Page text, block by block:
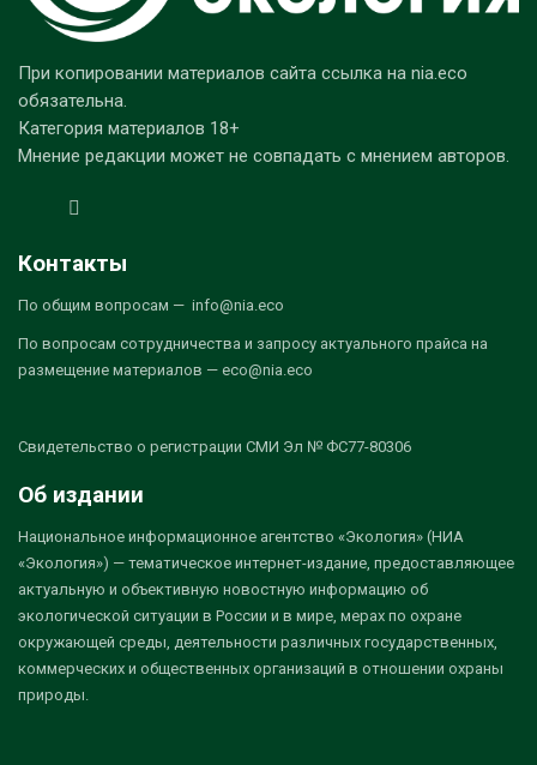
При копировании материалов сайта ссылка на nia.eco
обязательна.
Категория материалов 18+
Мнение редакции может не совпадать с мнением авторов.
Контакты
По общим вопросам — info@nia.eco
По вопросам сотрудничества и запросу актуального прайса на
размещение материалов — eco@nia.eco
Свидетельство о регистрации СМИ Эл № ФС77-80306
Об издании
Национальное информационное агентство «Экология» (НИА
«Экология») — тематическое интернет-издание, предоставляющее
актуальную и объективную новостную информацию об
экологической ситуации в России и в мире, мерах по охране
окружающей среды, деятельности различных государственных,
коммерческих и общественных организаций в отношении охраны
природы.